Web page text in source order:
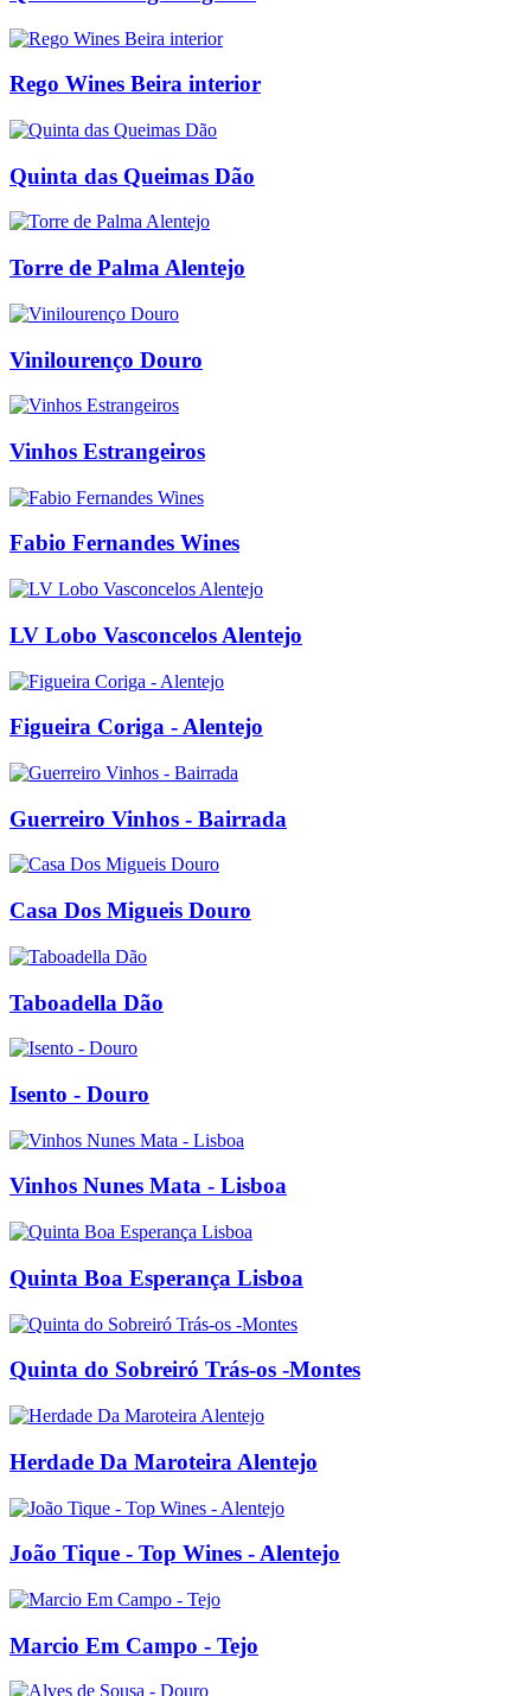
Rego Wines Beira interior
Quinta das Queimas Dão
Torre de Palma Alentejo
Vinilourenço Douro
Vinhos Estrangeiros
Fabio Fernandes Wines
LV Lobo Vasconcelos Alentejo
Figueira Coriga - Alentejo
Guerreiro Vinhos - Bairrada
Casa Dos Migueis Douro
Taboadella Dão
Isento - Douro
Vinhos Nunes Mata - Lisboa
Quinta Boa Esperança Lisboa
Quinta do Sobreiró Trás-os -Montes
Herdade Da Maroteira Alentejo
João Tique - Top Wines - Alentejo
Marcio Em Campo - Tejo